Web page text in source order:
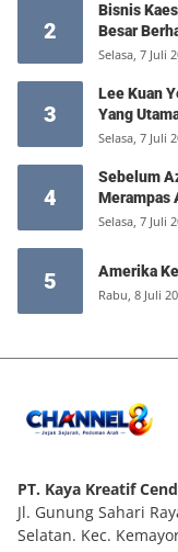
2
Bisnis
Besar
Selasa, 7 Juli
3
Lee Kuan Yew Perdana Menteri Singapura
Yang
Selasa, 7 Juli
4
Sebelum
Merampas
Selasa, 7 Juli
5 Amerika
Rabu, 8 Juli
PT. Kaya Kreatif
Jl. Gunung Sahari
Selatan. Kec.